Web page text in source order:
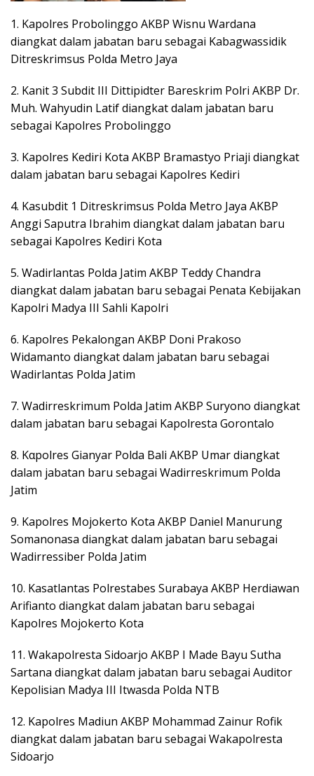
1. Kapolres Probolinggo AKBP Wisnu Wardana
diangkat dalam jabatan baru sebagai Kabagwassidik
Ditreskrimsus Polda Metro Jaya
2. Kanit 3 Subdit III Dittipidter Bareskrim Polri AKBP Dr.
Muh. Wahyudin Latif diangkat dalam jabatan baru
sebagai Kapolres Probolinggo
3. Kapolres Kediri Kota AKBP Bramastyo Priaji diangkat
dalam jabatan baru sebagai Kapolres Kediri
4. Kasubdit 1 Ditreskrimsus Polda Metro Jaya AKBP
Anggi Saputra Ibrahim diangkat dalam jabatan baru
sebagai Kapolres Kediri Kota
5. Wadirlantas Polda Jatim AKBP Teddy Chandra
diangkat dalam jabatan baru sebagai Penata Kebijakan
Kapolri Madya III Sahli Kapolri
6. Kapolres Pekalongan AKBP Doni Prakoso
Widamanto diangkat dalam jabatan baru sebagai
Wadirlantas Polda Jatim
7. Wadirreskrimum Polda Jatim AKBP Suryono diangkat
dalam jabatan baru sebagai Kapolresta Gorontalo
8. Καpolres Gianyar Polda Bali AKBP Umar diangkat
dalam jabatan baru sebagai Wadirreskrimum Polda
Jatim
9. Kapolres Mojokerto Kota AKBP Daniel Manurung
Somanonasa diangkat dalam jabatan baru sebagai
Wadirressiber Polda Jatim
10. Kasatlantas Polrestabes Surabaya AKBP Herdiawan
Arifianto diangkat dalam jabatan baru sebagai
Kapolres Mojokerto Kota
11. Wakapolresta Sidoarjo AKBP I Made Bayu Sutha
Sartana diangkat dalam jabatan baru sebagai Auditor
Kepolisian Madya III Itwasda Polda NTB
12. Kapolres Madiun AKBP Mohammad Zainur Rofik
diangkat dalam jabatan baru sebagai Wakapolresta
Sidoarjo